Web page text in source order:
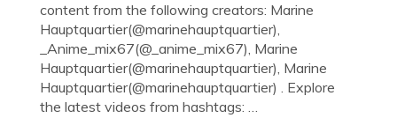
content from the following creators: Marine
Hauptquartier(@marinehauptquartier),
_Anime_mix67(@_anime_mix67), Marine
Hauptquartier(@marinehauptquartier), Marine
Hauptquartier(@marinehauptquartier) . Explore
the latest videos from hashtags: …